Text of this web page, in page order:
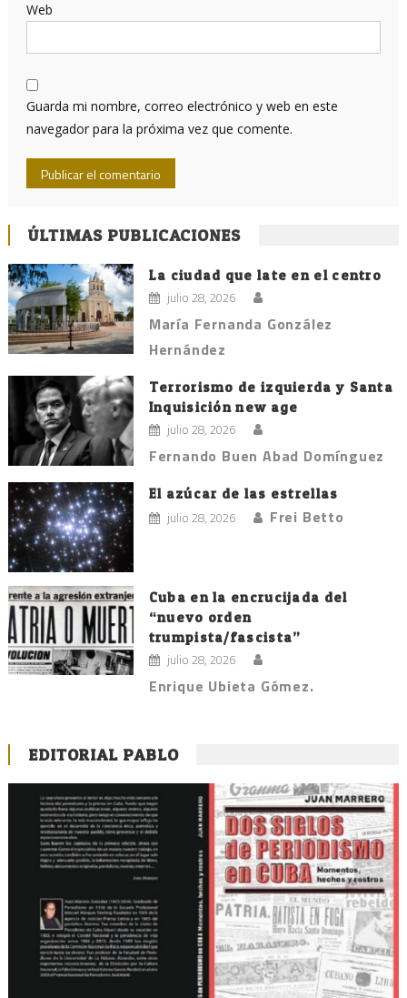
Web
Guarda mi nombre, correo electrónico y web en este
navegador para la próxima vez que comente.
ÚLTIMAS PUBLICACIONES
La ciudad que late en el centro
julio 28, 2026
María Fernanda González
Hernández
Terrorismo de izquierda y Santa
Inquisición new age
julio 28, 2026
Fernando Buen Abad Domínguez
El azúcar de las estrellas
julio 28, 2026 Frei Betto
Cuba en la encrucijada del
“nuevo orden
trumpista/fascista”
julio 28, 2026
Enrique Ubieta Gómez.
EDITORIAL PABLO